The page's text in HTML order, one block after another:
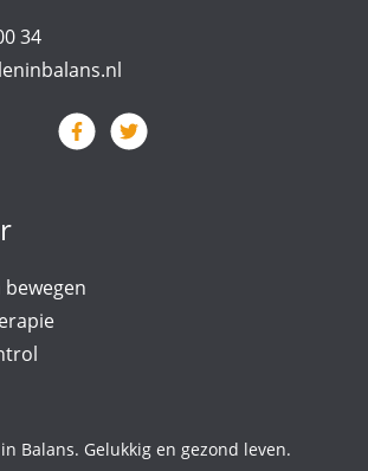
34
bewegen
Balans. Gelukkig en gezond leven.